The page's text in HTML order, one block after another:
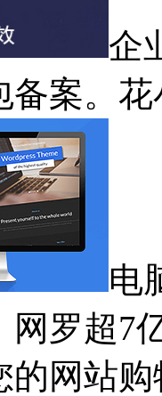
企
备案。
电
网罗超7
的网站